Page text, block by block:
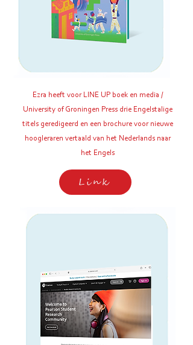
Link
Ezra heeft voor LINE UP boek en media /
University of Groningen Press drie Engelstalige
titels geredigeerd en een brochure voor nieuwe
hoogleraren vertaald van het Nederlands naar
het Engels